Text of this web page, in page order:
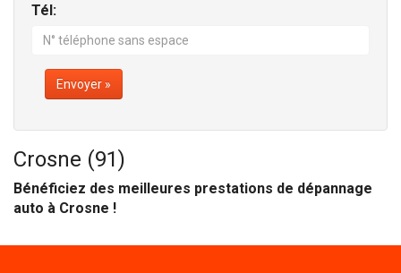
Tél:
Envoyer »
Crosne (91)
Bénéficiez des meilleures prestations de dépannage
auto à Crosne !